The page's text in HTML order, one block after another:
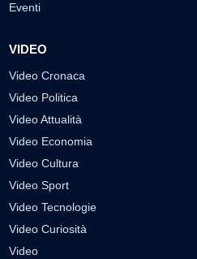
Eventi
VIDEO
Video Cronaca
Video Politica
Video Attualità
Video Economia
Video Cultura
Video Sport
Video Tecnologie
Video Curiosità
Video